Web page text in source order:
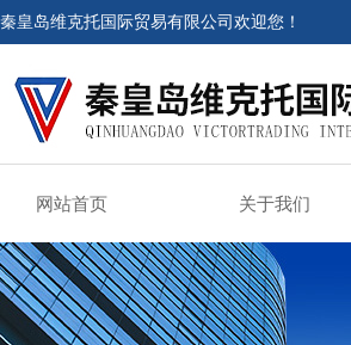
秦皇岛维克托国际贸易有限公司欢迎您！
网站首页 关于我们